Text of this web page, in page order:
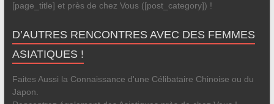
[page_title] et près de chez Vous ([post_category]) !
D’AUTRES RENCONTRES AVEC DES FEMMES
ASIATIQUES !
Faites Aussi la Connaissance d'une Célibataire Chinoise ou du
Japon.